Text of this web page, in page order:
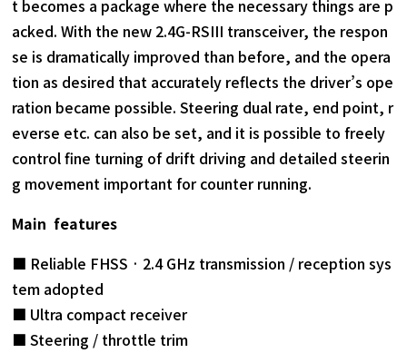
t becomes a package where the necessary things are p
acked. With the new 2.4G-RSIII transceiver, the respon
se is dramatically improved than before, and the opera
tion as desired that accurately reflects the driver’s ope
ration became possible. Steering dual rate, end point, r
everse etc. can also be set, and it is possible to freely
control fine turning of drift driving and detailed steerin
g movement important for counter running.
Main features
■ Reliable FHSS · 2.4 GHz transmission / reception sys
tem adopted
■ Ultra compact receiver
■ Steering / throttle trim